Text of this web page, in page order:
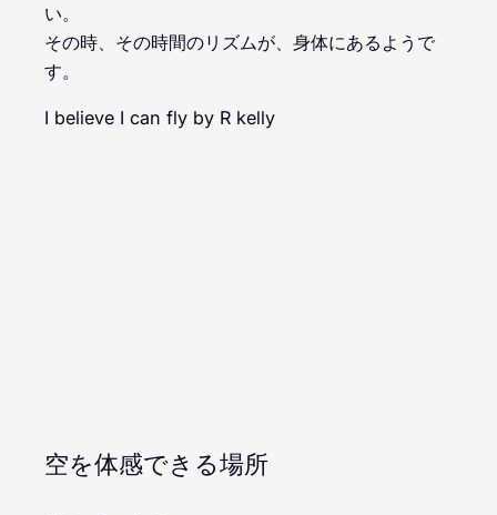
い。
その時、その時間のリズムが、身体にあるようで
す。
I believe I can fly by R kelly
空を体感できる場所